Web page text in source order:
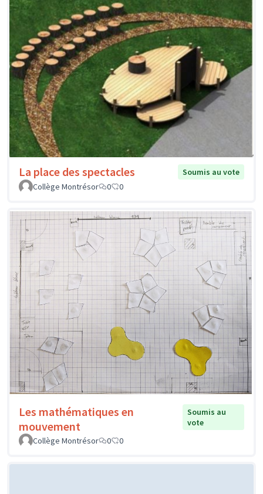
La place des spectacles
Soumis au vote
Collège Montrésor
0 0
Les mathématiques en
mouvement
Soumis au
vote
Collège Montrésor
0 0